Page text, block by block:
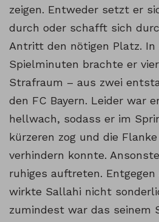
zeigen. Entweder setzt er
durch oder schafft sich
Antritt den nötigen Platz. In
Spielminuten brachte er
Strafraum – aus zwei
den FC Bayern. Leider war
hellwach, sodass er im
kürzeren zog und die
verhindern konnte.
ruhiges auftreten. Entgegen
wirkte Sallahi nicht
zumindest war das seinem